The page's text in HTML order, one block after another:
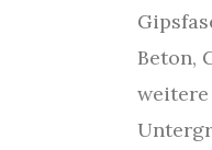
Beton,